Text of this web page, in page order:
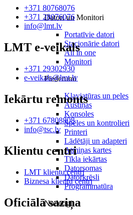
Datori un Monitori
Portatīvie datori
Stacionārie datori
All in one
Monitori
Piederumi
Klaviatūras un peles
Austiņas
Konsoles
Spēles un kontrolieri
Printeri
Lādētāji un adapteri
Atmiņas kartes
Tīkla iekārtas
Datorsomas
Datorkrēsli
Programmatūra
Noderīgi
+371 80768076
+371 28076076
info@lmt.lv
LMT e-veikals
+371 29302930
e-veikals@lmt.lv
Iekārtu remonts
+371 67808808
info@tsc.lv
Klientu centri
LMT klientu centri
Biznesa klientu centri
Oficiālā saziņa